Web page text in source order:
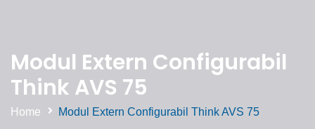
Modul Extern Configurabil
Think AVS 75
Home Modul Extern Configurabil Think AVS 75